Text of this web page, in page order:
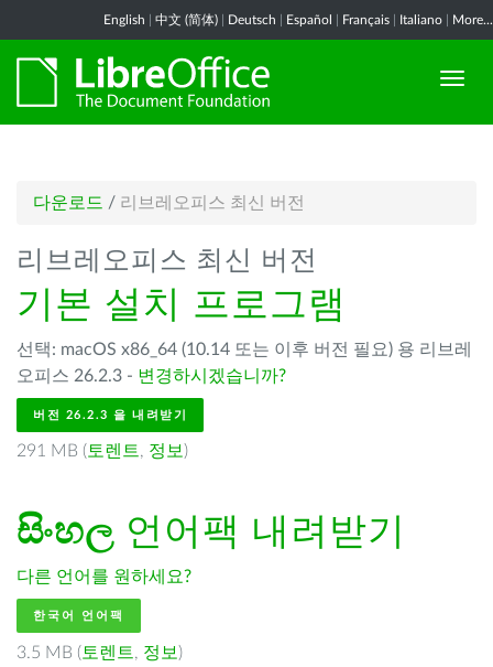
English 中文 (简体) Deutsch Español Français Italiano More...
다운로드 / 리브레오피스 최신 버전
리브레오피스 최신 버전
기본 설치 프로그램
선택: macOS x86_64 (10.14 또는 이후 버전 필요) 용 리브레
오피스 26.2.3 - 변경하시겠습니까?
버전 26.2.3 을 내려받기
291 MB ( 토렌트, 정보 )
සිංහල 언어팩 내려받기
다른 언어를 원하세요?
한국어 언어팩
3.5 MB ( 토렌트, 정보 )